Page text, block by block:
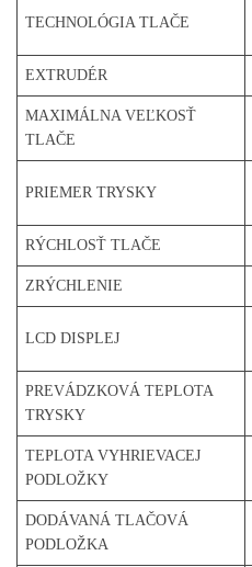
TECHNOLÓGIA TLAČE
EXTRUDÉR
MAXIMÁLNA VEĽKOSŤ
TLAČE
PRIEMER TRYSKY
RÝCHLOSŤ TLAČE
ZRÝCHLENIE
LCD DISPLEJ
PREVÁDZKOVÁ TEPLOTA
TRYSKY
TEPLOTA VYHRIEVACEJ
PODLOŽKY
DODÁVANÁ TLAČOVÁ
PODLOŽKA